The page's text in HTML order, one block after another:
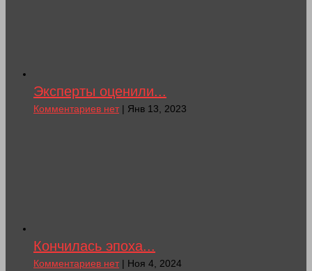
Эксперты оценили...
Комментариев нет| Янв 13, 2023
Кончилась эпоха...
Комментариев нет| Ноя 4, 2024